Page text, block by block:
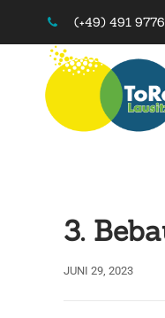
content
(+49) 491
3.
JUNI 29, 2023